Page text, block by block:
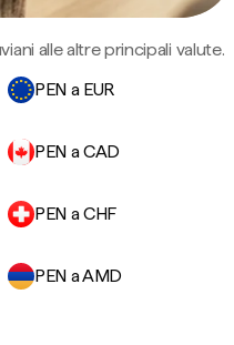
alle altre principali valute.
PEN a EUR
PEN a CAD
PEN a CHF
PEN a AMD